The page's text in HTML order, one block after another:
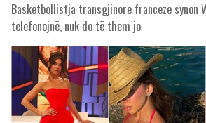
Basketbollistja transgjinore franceze synon
telefonojnë, nuk do të them jo